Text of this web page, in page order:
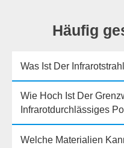
Häufig
Was Ist Der
Wie Hoch Ist Der
Infrarotdurchlässiges
Welche Materialien